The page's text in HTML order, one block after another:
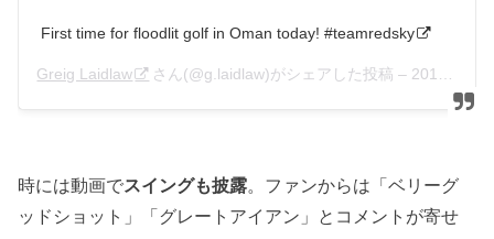
First time for floodlit golf in Oman today! #teamredsky
Greig Laidlaw さん(@g.laidlaw)がシェアした投稿 – 2016年 5月月16日午前9時43分PDT
時には動画でスイングも披露。ファンからは「ベリーグ
ッドショット」「グレートアイアン」とコメントが寄せ